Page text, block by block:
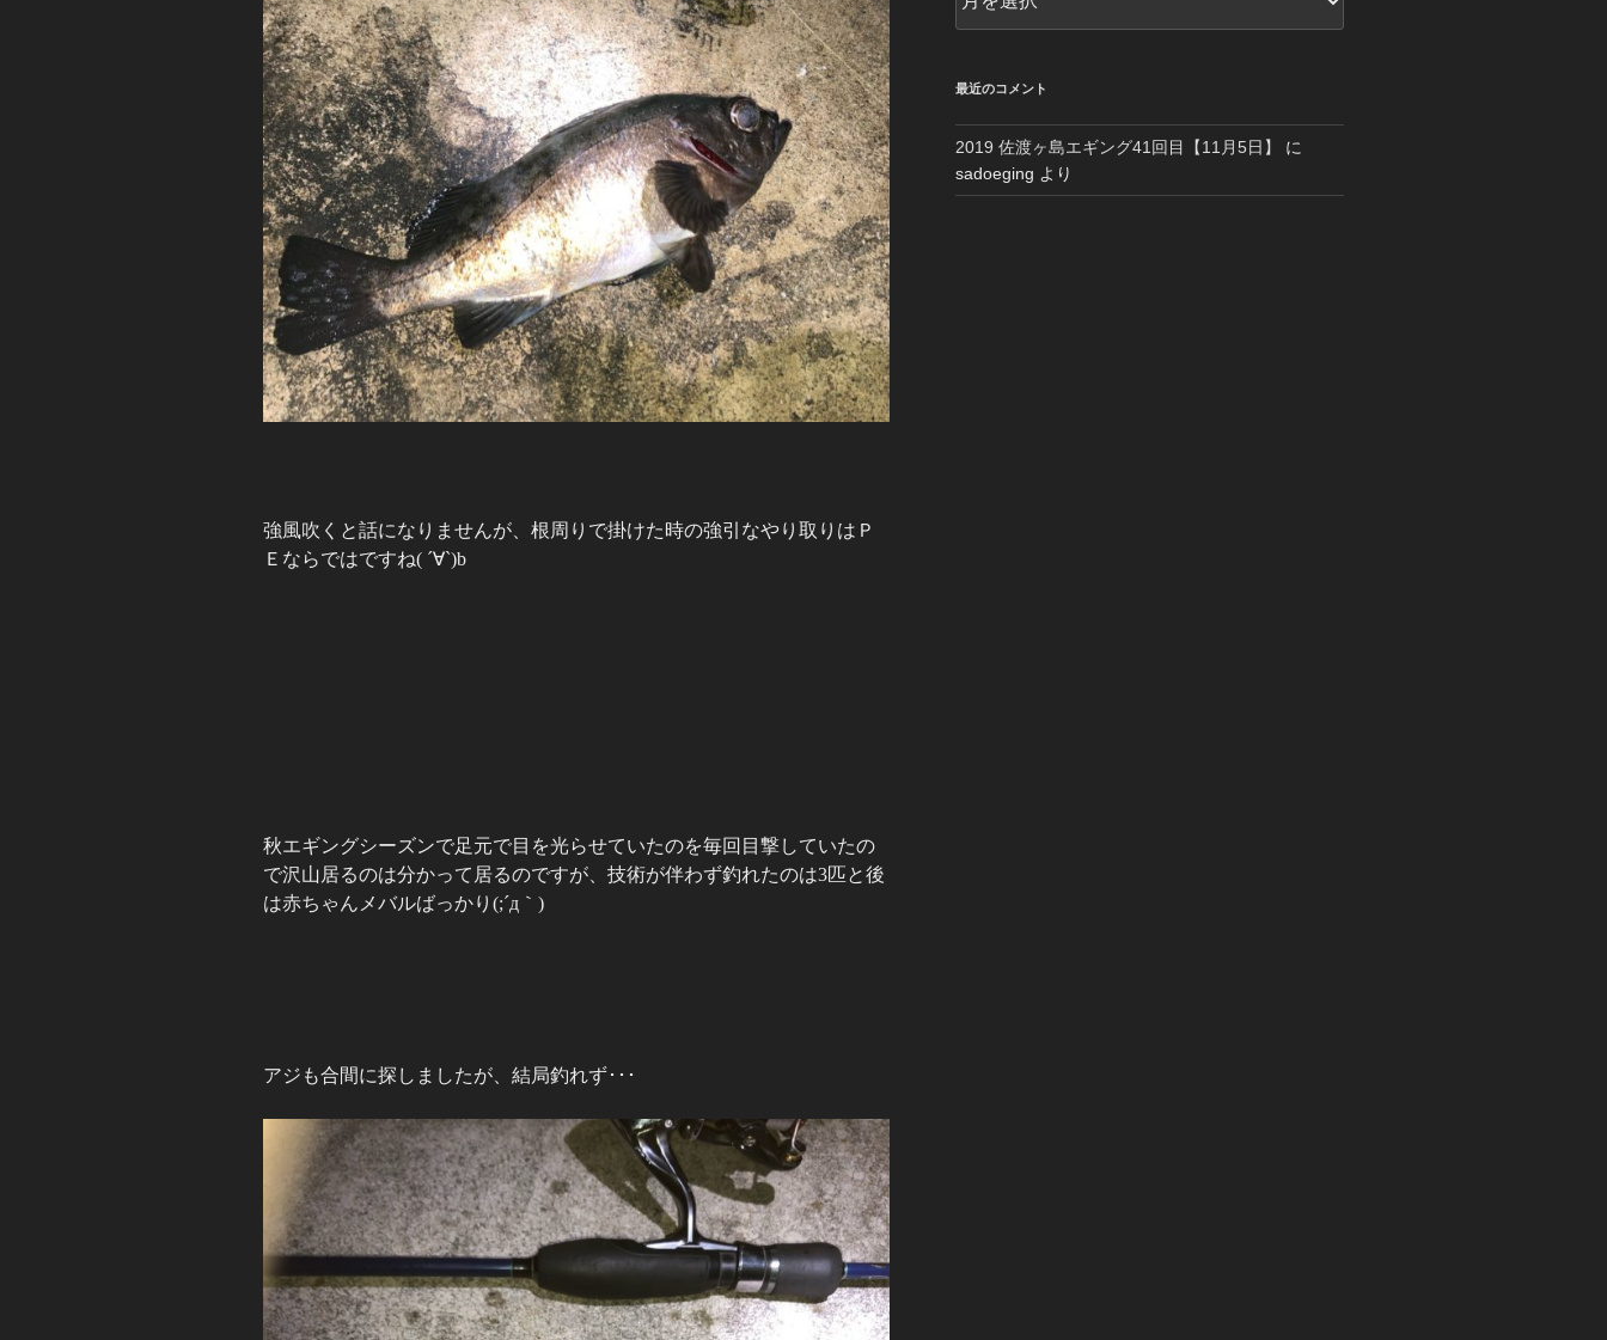
強風吹くと話になりませんが、根周りで掛けた時の強引なやり取りはＰ
Ｅならではですね( ´∀`)b
秋エギングシーズンで足元で目を光らせていたのを毎回目撃していたの
で沢山居るのは分かって居るのですが、技術が伴わず釣れたのは3匹と後
は赤ちゃんメバルばっかり(;´д｀)
アジも合間に探しましたが、結局釣れず･･･
ー
ブ
最近のコメント
2019 佐渡ヶ島エギング41回目【11月5日】
に
sadoeging より